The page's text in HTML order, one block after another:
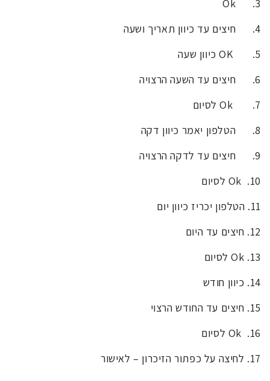
3.
Ok
4.
חיצים עד כיוון תאריך ושעה
5.
6.
חיצים עד השעה הרצויה
7.
8.
הטלפון יאמר כיוון דקה
9.
חיצים עד לדקה הרצויה
10.
11. הטלפון יכריז כיוון יום
12. חיצים עד היום
13. Ok לסיום
14. כיוון חודש
15. חיצים עד החודש הרצוי
16.
17. לחיצה על כפתור הזיכרון – לאישור